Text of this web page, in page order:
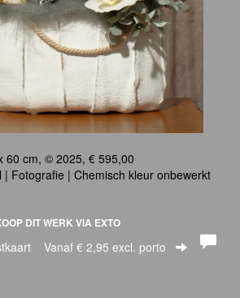
60 cm, © 2025, € 595,00
| Fotografie | Chemisch kleur onbewerkt
DIT WERK VIA EXTO
Vanaf € 2,95 excl. porto